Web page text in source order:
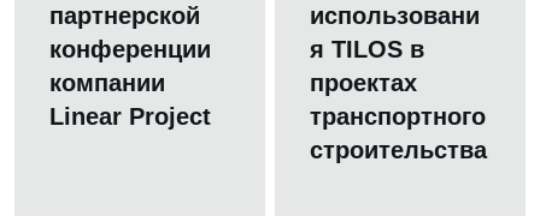
партнерской
конференции
компании
Linear Project
использовани
я TILOS в
проектах
транспортного
строительства